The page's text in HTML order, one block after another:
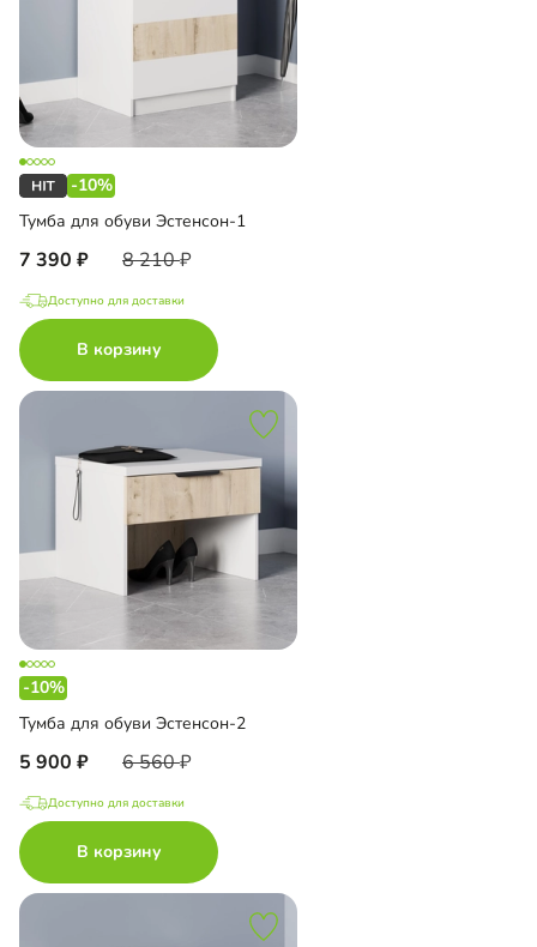
-10%
Тумба для обуви Эстенсон-1
7 390 8 210
Доступно для доставки
В корзину
-10%
Тумба для обуви Эстенсон-2
5 900 6 560
Доступно для доставки
В корзину